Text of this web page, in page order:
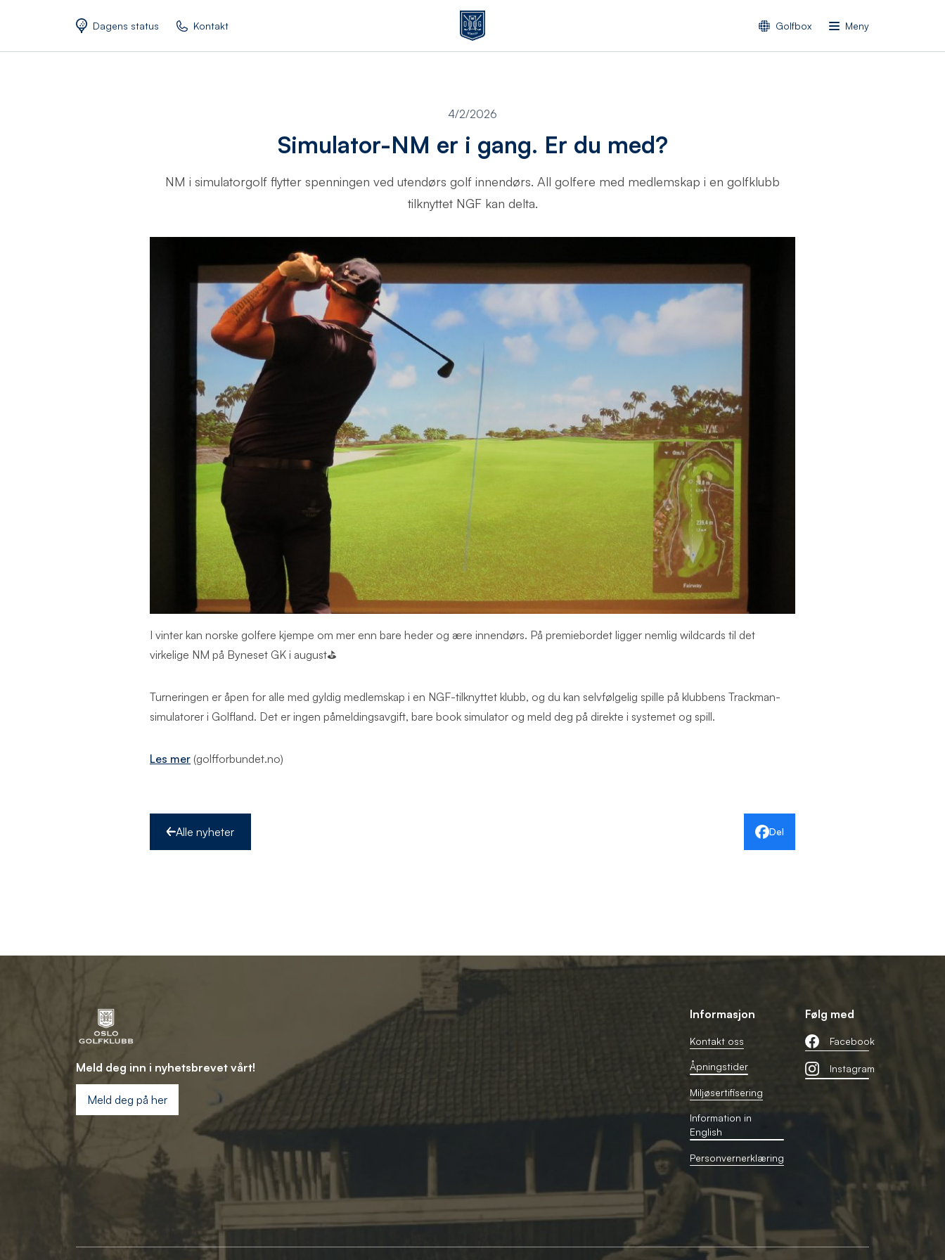
Dagens status Kontakt Golfbox Meny
4/2/2026
Simulator-NM er i gang. Er du med?
NM i simulatorgolf flytter spenningen ved utendørs golf innendørs. All golfere med medlemskap i en golfklubb
tilknyttet NGF kan delta.
I vinter kan norske golfere kjempe om mer enn bare heder og ære innendørs. På premiebordet ligger nemlig wildcards til det
virkelige NM på Byneset GK i august⛳
Turneringen er åpen for alle med gyldig medlemskap i en NGF-tilknyttet klubb, og du kan selvfølgelig spille på klubbens Trackman-
simulatorer i Golfland. Det er ingen påmeldingsavgift, bare book simulator og meld deg på direkte i systemet og spill.
Les mer (golfforbundet.no)
Alle nyheter Del
Meld deg inn i nyhetsbrevet vårt!
Meld deg på her
Informasjon
Kontakt oss
Åpningstider
Miljøsertifisering
Information in
English
Personvernerklæring
Følg med
Facebook
Instagram